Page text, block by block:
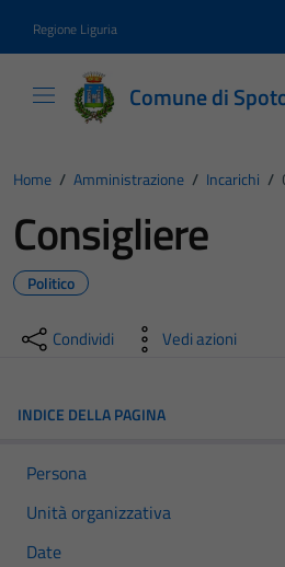
Regione Liguria
Comune di
Home / Amministrazione / Incarichi /
Consigliere
Politico
Condividi Vedi azioni
INDICE DELLA PAGINA
Persona
Unità organizzativa
Date